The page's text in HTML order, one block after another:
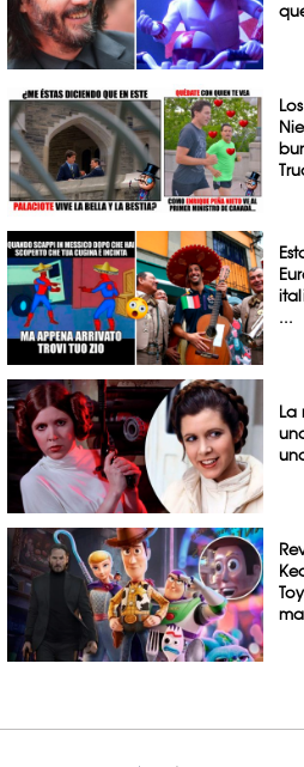
...
La